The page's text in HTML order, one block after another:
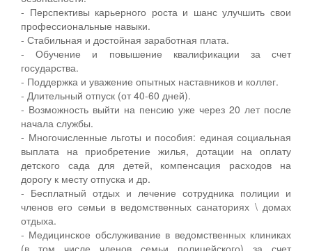
- Перспективы карьерного роста и шанс улучшить свои
профессиональные навыки.
- Стабильная и достойная заработная плата.
- Обучение и повышение квалификации за счет
государства.
- Поддержка и уважение опытных наставников и коллег.
- Длительный отпуск (от 40-60 дней).
- Возможность выйти на пенсию уже через 20 лет после
начала службы.
- Многочисленные льготы и пособия: единая социальная
выплата на приобретение жилья, дотации на оплату
детского сада для детей, компенсация расходов на
дорогу к месту отпуска и др.
- Бесплатный отдых и лечение сотрудника полиции и
членов его семьи в ведомственных санаториях \ домах
отдыха.
- Медицинское обслуживание в ведомственных клиниках
(в том числе членов семьи полицейского) за счет